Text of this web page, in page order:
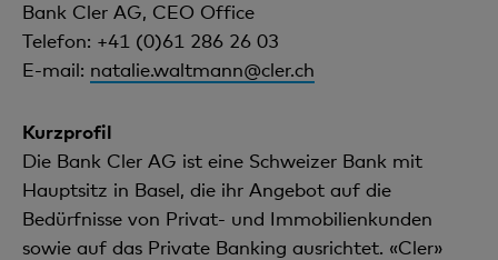
Bank Cler AG, CEO Office
Telefon: +41 (0)61 286 26 03
E-mail: natalie.waltmann@cler.ch
Kurzprofil
Die Bank Cler AG ist eine Schweizer Bank mit
Hauptsitz in Basel, die ihr Angebot auf die
Bedürfnisse von Privat- und Immobilienkunden
sowie auf das Private Banking ausrichtet. «Cler»